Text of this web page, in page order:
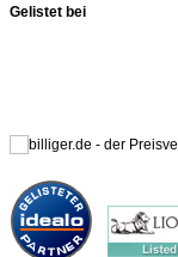
Gelistet bei